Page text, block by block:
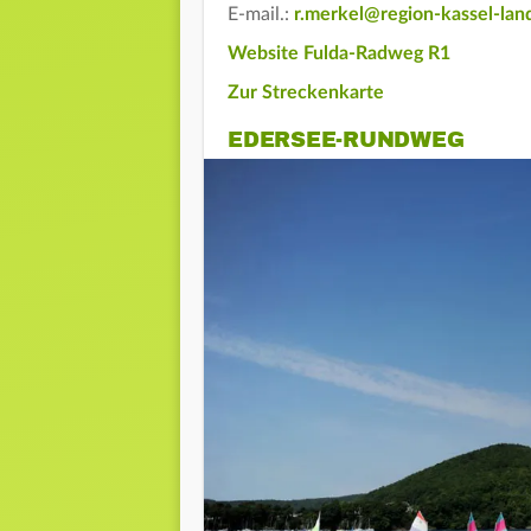
E-mail.: r.merkel@region-kassel-
Website Fulda-Radweg R1
Zur Streckenkarte
EDERSEE-RUNDWEG